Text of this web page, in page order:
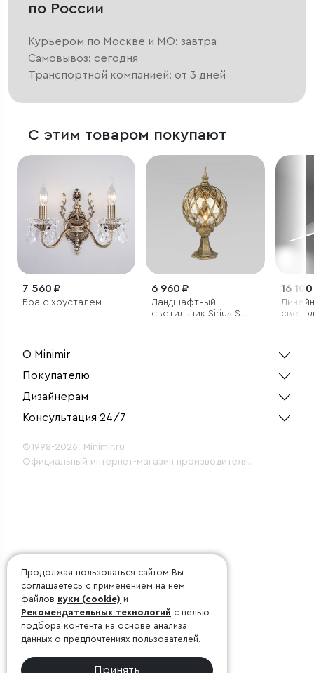
по России
Курьером по Москве и МО: завтра
Самовывоз: сегодня
Транспортной компанией: от 3 дней
С этим товаром покупают
7 560 ₽
Бра с хрусталем
6 960 ₽
Ландшафтный
светильник Sirius S
16
20Вт
О Minimir
Покупателю
Дизайнерам
Консультация 24/7
©1998-2026, Minimir.ru
Официальный интернет-магазин производителя.
Продолжая пользоваться сайтом Вы
соглашаетесь с применением на нём
файлов куки (cookie) и
Рекомендательных технологий с целью
подбора контента на основе анализа
данных о предпочтениях пользователей.
Принять